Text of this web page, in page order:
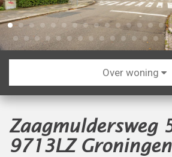
Over woning
Zaagmuldersweg
9713LZ Groningen